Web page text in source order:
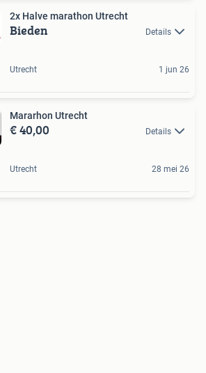
2x Halve marathon Utrecht
Bieden Details
Utrecht 1 jun 26
Mararhon Utrecht
€ 40,00 Details
Utrecht 28 mei 26